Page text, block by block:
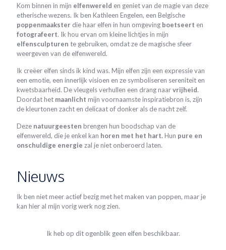
Kom binnen in mijn elfenwereld en geniet van de magie van deze
etherische wezens. Ik ben Kathleen Engelen, een Belgische
poppenmaakster die haar elfen in hun omgeving boetseert en
fotografeert. Ik hou ervan om kleine lichtjes in mijn
elfensculpturen te gebruiken, omdat ze de magische sfeer
weergeven van de elfenwereld.
Ik creëer elfen sinds ik kind was. Mijn elfen zijn een expressie van
een emotie, een innerlijk visioen en ze symboliseren sereniteit en
kwetsbaarheid. De vleugels verhullen een drang naarvrijheid.
Doordat het maanlicht mijn voornaamste inspiratiebron is, zijn
de kleurtonen zacht en delicaat of donker als de nacht zelf.
Deze natuurgeesten brengen hun boodschap van de
elfenwereld, die je enkel kan horen met het hart.Hun pure en
onschuldige energie zal je niet onberoerd laten.
Nieuws
Ik ben niet meer actief bezig met het maken van poppen, maar je
kan hier al mijn vorig werk nog zien.
Ik heb op dit ogenblik geen elfen beschikbaar.